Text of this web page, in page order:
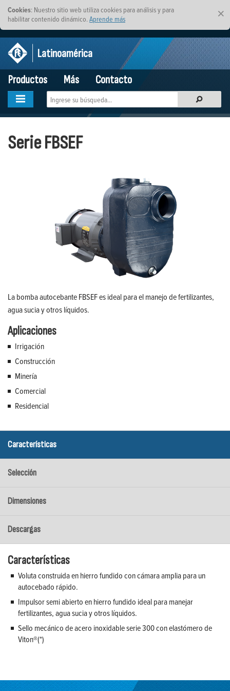
×
Cookies: Nuestro sitio web utiliza cookies para análisis y para
habilitar contenido dinámico. Aprende más
Latinoamérica
Productos
Más Contacto
Serie FBSEF
La bomba autocebante FBSEF es ideal para el manejo de fertilizantes,
agua sucia y otros líquidos.
Aplicaciones
Irrigación
Construcción
Minería
Comercial
Residencial
Características
Selección
Dimensiones
Descargas
Características
Voluta construida en hierro fundido con cámara amplia para un
autocebado rápido.
Impulsor semi abierto en hierro fundido ideal para manejar
fertilizantes, agua sucia y otros líquidos.
Sello mecánico de acero inoxidable serie 300 con elastómero de
Viton®(*)